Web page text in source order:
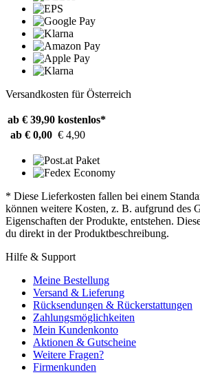
Versandkosten für Österreich
ab € 39,90 kostenlos*
ab € 0,00 € 4,90
* Diese Lieferkosten fallen bei einem
können weitere Kosten, z. B. aufgrund des
Eigenschaften der Produkte, entstehen.
du direkt in der Produktbeschreibung.
Hilfe & Support
Meine Bestellung
Versand & Lieferung
Rücksendungen & Rückerstattungen
Zahlungsmöglichkeiten
Mein Kundenkonto
Aktionen & Gutscheine
Weitere Fragen?
Firmenkunden